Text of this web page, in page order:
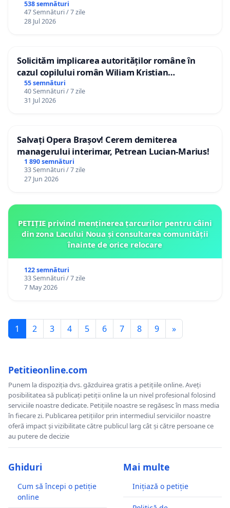
538 semnături
47 Semnături / 7 zile
28 Jul 2026
Solicităm implicarea autorităților române în
cazul copilului român Wiliam Kristian
Gheorghe, aflat în plasament în Danemarca de
12 ani
55 semnături
40 Semnături / 7 zile
31 Jul 2026
Salvați Opera Brașov! Cerem demiterea
managerului interimar, Petrean Lucian-Marius!
1 890 semnături
33 Semnături / 7 zile
27 Jun 2026
PETIȚIE privind menținerea țarcurilor pentru câini
din zona Lacului Noua și consultarea comunității
înainte de orice relocare
122 semnături
33 Semnături / 7 zile
7 May 2026
1 2 3 4 5 6 7 8 9 »
Petitieonline.com
Punem la dispoziția dvs. găzduirea gratis a petițiile online. Aveți
posibilitatea să publicați petiții online la un nivel profesional folosind
serviciile noastre dedicate. Petițiile noastre se regăsesc în mass media
în fiecare zi. Publicarea petițiilor prin intermediul serviciilor noastre
oferă impact și vizibilitate către publicul larg cât și către persoane ce
au putere de decizie
Ghiduri
Cum să începi o petiție
online
Mai multe
Inițiază o petiție